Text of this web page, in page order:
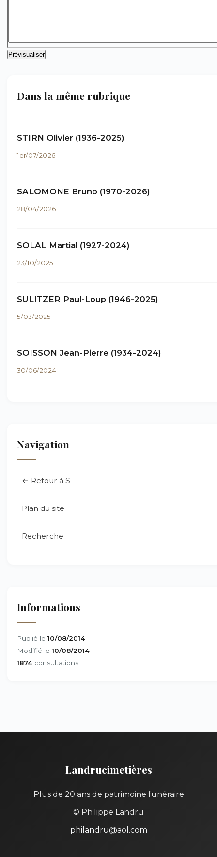
Dans la même rubrique
STIRN Olivier (1936-2025)
1er/07/2026
SALOMONE Bruno (1970-2026)
28/04/2026
SOLAL Martial (1927-2024)
23/10/2025
SULITZER Paul-Loup (1946-2025)
5/03/2025
SOISSON Jean-Pierre (1934-2024)
30/06/2024
Navigation
← Retour à S
Plan du site
Recherche
Informations
Publié le 10/08/2014
Modifié le 10/08/2014
1874 consultations
Landrucimetières
Plus de 20 ans de patrimoine funéraire
© Philippe Landru
philandru@aol.com